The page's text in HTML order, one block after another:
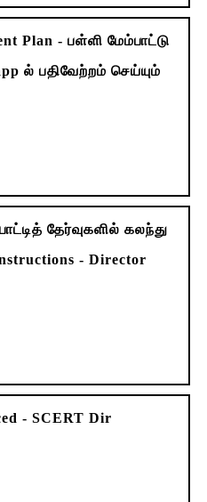
Plan - பள்ளி மேம்பாட்டு
ல் பதிவேற்றம் செய்யும்
தேர்வுகளில் கலந்து
- Director
- SCERT Dir